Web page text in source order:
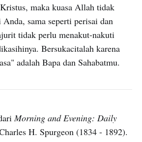
maka kuasa Allah tidak
sama seperti perisai dan
tidak perlu menakut-nakuti
Bersukacitalah karena
adalah Bapa dan Sahabatmu.
Morning and Evening: Daily
H. Spurgeon (1834 - 1892).